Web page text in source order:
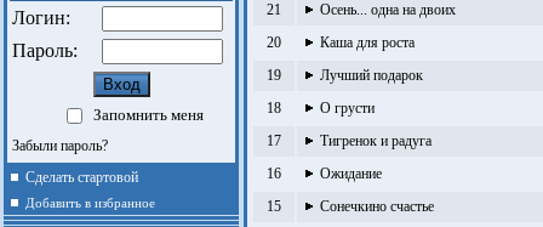
Логин:
Пароль:
Запомнить меня
Забыли пароль?
Сделать стартовой
Добавить в избранное
21
Осень... одна на двоих
20
Каша для роста
19
Лучший подарок
18
О грусти
17
Тигренок и радуга
16
Ожидание
15
Сонечкино счастье